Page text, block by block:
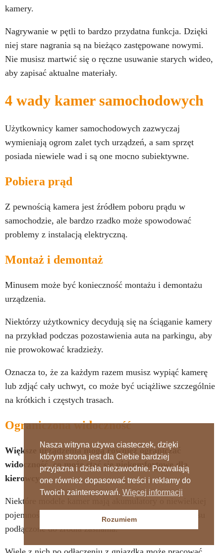
kamery.
Nagrywanie w pętli to bardzo przydatna funkcja. Dzięki
niej stare nagrania są na bieżąco zastępowane nowymi.
Nie musisz martwić się o ręczne usuwanie starych wideo,
aby zapisać aktualne materiały.
4 wady kamer samochodowych
Użytkownicy kamer samochodowych zazwyczaj
wymieniają ogrom zalet tych urządzeń, a sam sprzęt
posiada niewiele wad i są one mocno subiektywne.
Pobiera prąd
Z pewnością kamera jest źródłem poboru prądu w
samochodzie, ale bardzo rzadko może spowodować
problemy z instalacją elektryczną.
Montaż i demontaż
Minusem może być konieczność montażu i demontażu
urządzenia.
Niektórzy użytkownicy decydują się na ściąganie kamery
na przykład podczas pozostawienia auta na parkingu, aby
nie prowokować kradzieży.
Oznacza to, że za każdym razem musisz wypiąć kamerę
lub zdjąć cały uchwyt, co może być uciążliwe szczególnie
na krótkich i częstych trasach.
Ograniczona widoczność
Większe urządzenia mogą również ograniczać
widoczność, co może stać się niekomfortowe dla
kierowcy .
Niektóre modele kamer mają akumulatory o niewielkiej
pojemności, przez co muszą być przez większość czasu
podłączone do źródła zasilania.
Nasza witryna używa ciasteczek, dzięki
którym strona jest dla Ciebie bardziej
przyjazna i działa niezawodnie. Pozwalają
one również dopasować treści i reklamy do
Twoich zainteresowań. Więcej informacji
Rozumiem